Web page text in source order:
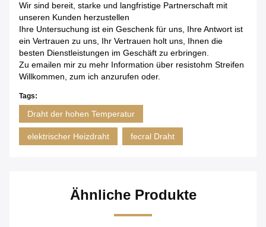
Wir sind bereit, starke und langfristige Partnerschaft mit
unseren Kunden herzustellen
Ihre Untersuchung ist ein Geschenk für uns, Ihre Antwort ist
ein Vertrauen zu uns, Ihr Vertrauen holt uns, Ihnen die
besten Dienstleistungen im Geschäft zu erbringen.
Zu emailen mir zu mehr Information über resistohm Streifen
Willkommen, zum ich anzurufen oder.
Tags:
Draht der hohen Temperatur
elektrischer Heizdraht fecral Draht
Ähnliche Produkte